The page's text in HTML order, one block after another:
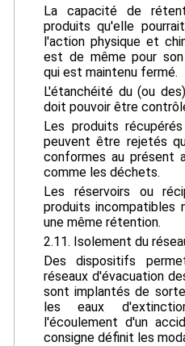
La capacité de
produits qu'elle
l'action physique et
est de même pour
qui est maintenu fermé.
L'étanchéité du (ou
doit pouvoir être
Les produits
peuvent être rejetés
conformes au présent
comme les déchets.
Les réservoirs ou
produits incompatibles
une même rétention.
2.11. Isolement du
Des dispositifs
réseaux d'évacuation
sont implantés de
les eaux
l'écoulement d'un
consigne définit les